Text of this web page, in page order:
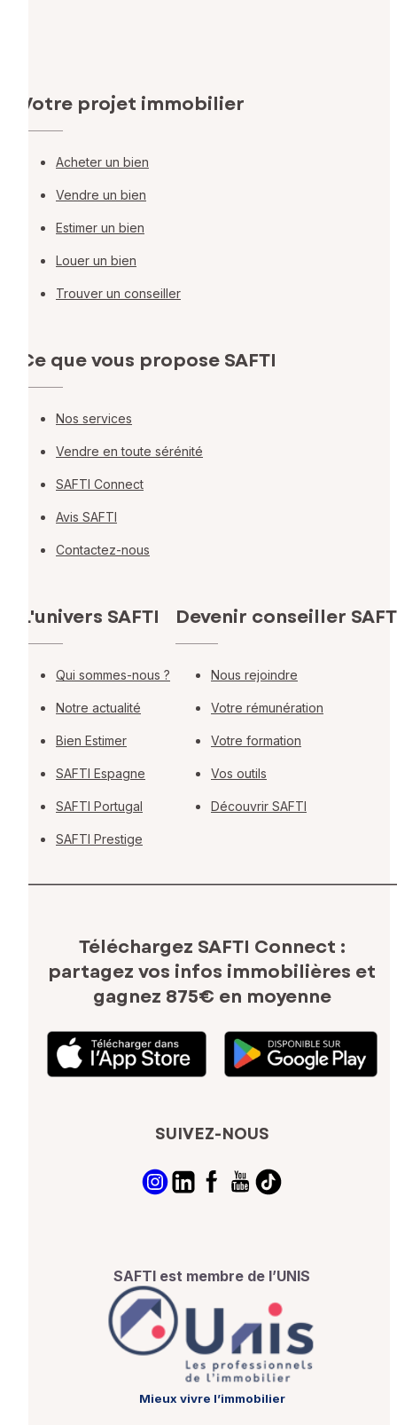
Votre projet immobilier
Acheter un bien
Vendre un bien
Estimer un bien
Louer un bien
Trouver un conseiller
Ce que vous propose SAFTI
Nos services
Vendre en toute sérénité
SAFTI Connect
Avis SAFTI
Contactez-nous
L'univers SAFTI
Qui sommes-nous ?
Notre actualité
Bien Estimer
SAFTI Espagne
SAFTI Portugal
SAFTI Prestige
Devenir conseiller
Nous rejoindre
Votre rémunération
Votre formation
Vos outils
Découvrir SAFTI
Téléchargez SAFTI Connect :
partagez vos infos immobilières et
gagnez 875€ en moyenne
SUIVEZ-NOUS
SAFTI est membre de l’UNIS
Mieux vivre l’immobilier